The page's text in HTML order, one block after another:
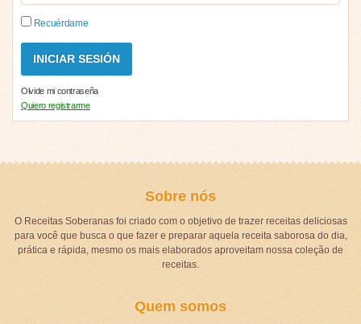
Recuérdame
Olvide mi contraseña
Quiero registrarme
Sobre nós
O Receitas Soberanas foi criado com o objetivo de trazer receitas deliciosas
para você que busca o que fazer e preparar aquela receita saborosa do dia,
prática e rápida, mesmo os mais elaborados aproveitam nossa coleção de
receitas.
Quem somos